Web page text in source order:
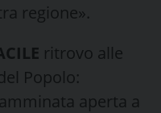
regione».
ritrovo alle
Popolo:
aperta a